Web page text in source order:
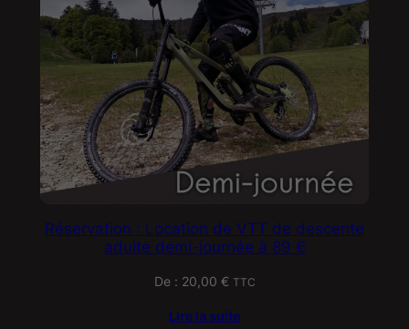
Réservation : Location de VTT de descente
adulte demi-journée à 89 €
De : 20,00 € TTC
Lire la suite